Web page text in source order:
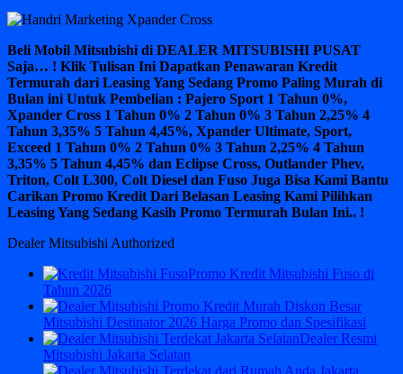
Beli Mobil Mitsubishi di DEALER MITSUBISHI PUSAT
Saja… ! Klik Tulisan Ini Dapatkan Penawaran Kredit
Termurah dari Leasing Yang Sedang Promo Paling Murah di
Bulan ini Untuk Pembelian : Pajero Sport 1 Tahun 0%,
Xpander Cross 1 Tahun 0% 2 Tahun 0% 3 Tahun 2,25% 4
Tahun 3,35% 5 Tahun 4,45%, Xpander Ultimate, Sport,
Exceed 1 Tahun 0% 2 Tahun 0% 3 Tahun 2,25% 4 Tahun
3,35% 5 Tahun 4,45% dan Eclipse Cross, Outlander Phev,
Triton, Colt L300, Colt Diesel dan Fuso Juga Bisa Kami Bantu
Carikan Promo Kredit Dari Belasan Leasing Kami Pilihkan
Leasing Yang Sedang Kasih Promo Termurah Bulan Ini.. !
Dealer Mitsubishi Authorized
Promo Kredit Mitsubishi Fuso di
Tahun 2026
Mitsubishi Destinator 2026 Harga Promo dan Spesifikasi
Dealer Resmi
Mitsubishi Jakarta Selatan